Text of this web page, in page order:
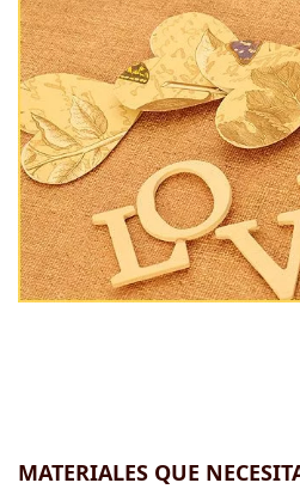
MATERIALES QUE